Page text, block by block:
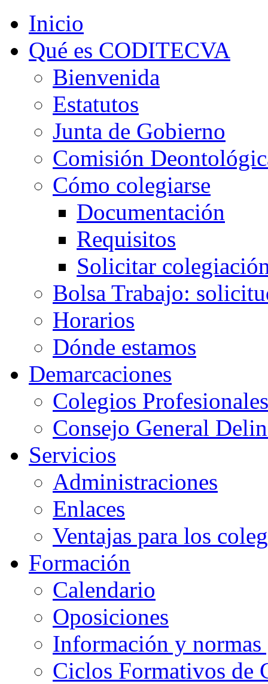
Inicio
Qué es CODITECVA
Bienvenida
Estatutos
Junta de Gobierno
Comisión
Cómo colegiarse
Documentación
Requisitos
Solicitar
Bolsa Trabajo:
Horarios
Dónde estamos
Demarcaciones
Colegios Profesionales
Consejo General
Servicios
Administraciones
Enlaces
Ventajas para los
Formación
Calendario
Oposiciones
Información y normas
Ciclos Formativos de